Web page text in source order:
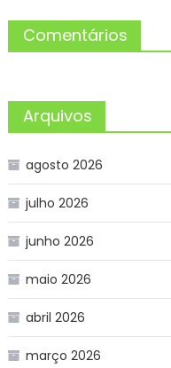
Comentários
Arquivos
agosto 2026
julho 2026
junho 2026
maio 2026
abril 2026
março 2026